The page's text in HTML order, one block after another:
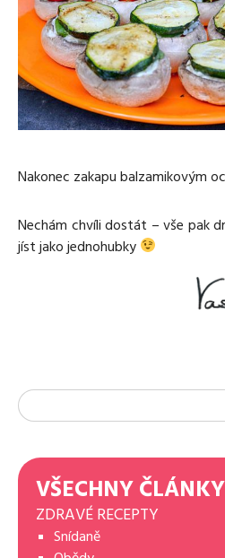
Nakonec zakapu balzamikovým
Nechám chvíli dostát – vše pak
jíst jako jednohubky
VŠECHNY ČLÁNKY
ZDRAVÉ RECEPTY
Snídaně